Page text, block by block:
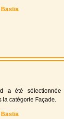
Bastia
a été sélectionnée
la catégorie Façade.
Bastia